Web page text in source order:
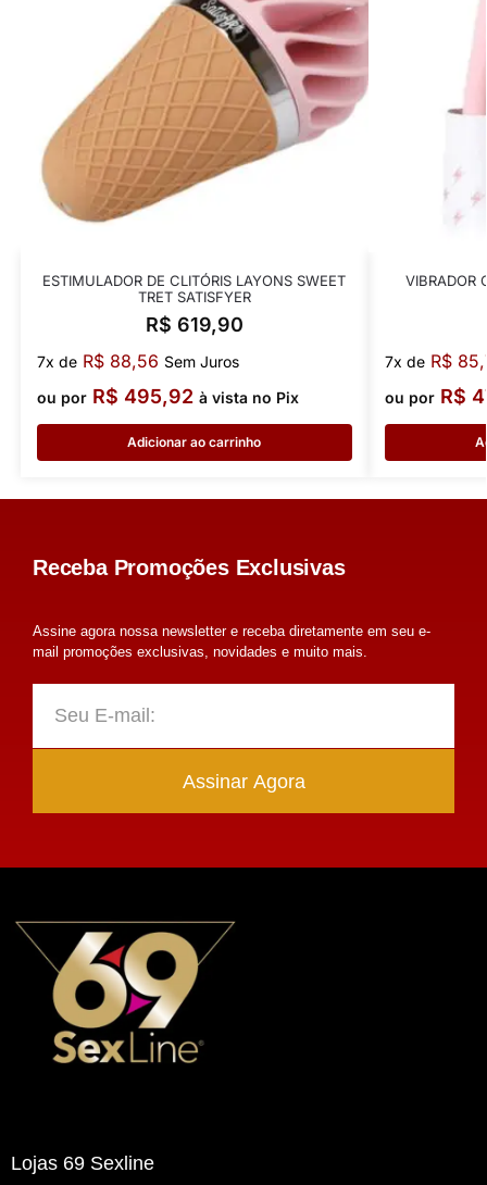
ESTIMULADOR DE CLITÓRIS LAYONS SWEET
TRET SATISFYER
R$ 619,90
7x de R$88,56 Sem Juros
ou por R$ 495,92 à vista no Pix
Adicionar ao carrinho
VIBRADOR
7x de R$
ou por R$
Receba Promoções Exclusivas
Assine agora nossa newsletter e receba diretamente em seu e-
mail promoções exclusivas, novidades e muito mais.
Assinar Agora
Lojas 69 Sexline